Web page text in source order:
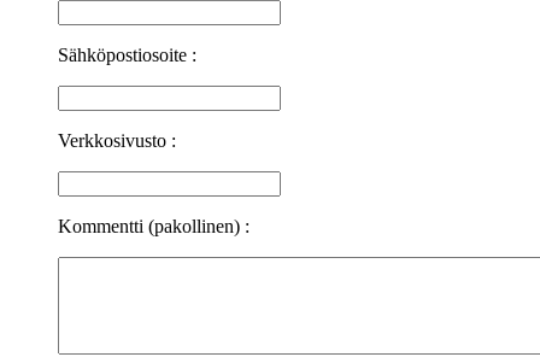
Sähköpostiosoite :
Verkkosivusto :
Kommentti (pakollinen) :